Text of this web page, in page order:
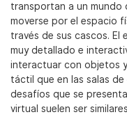
transportan a un mundo
moverse por el espacio
través de sus cascos. El
muy detallado e
interactuar con objetos
táctil que en las salas
desafíos que se
virtual suelen ser